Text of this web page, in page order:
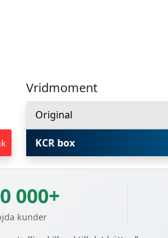
Vridmoment
Original
KCR box
000+
kunder